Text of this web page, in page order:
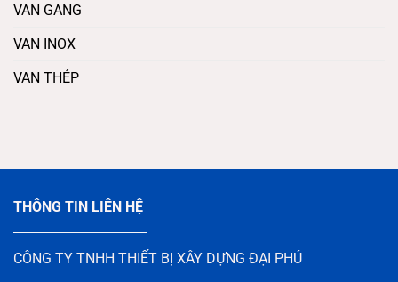
VAN GANG
VAN INOX
VAN THÉP
THÔNG TIN LIÊN HỆ
CÔNG TY TNHH THIẾT BỊ XÂY DỰNG ĐẠI PHÚ